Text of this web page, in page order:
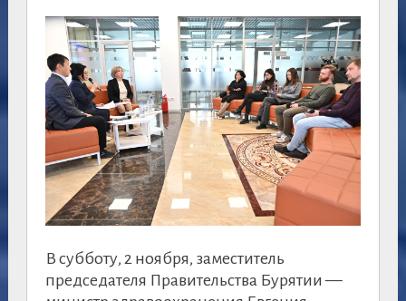
В субботу, 2 ноября, заместитель
председателя Правительства Бурятии —